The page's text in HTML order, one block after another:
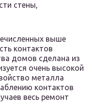
стены,
выше
контактов
домов сделана из
очень высокой
металла
контактов
весь ремонт